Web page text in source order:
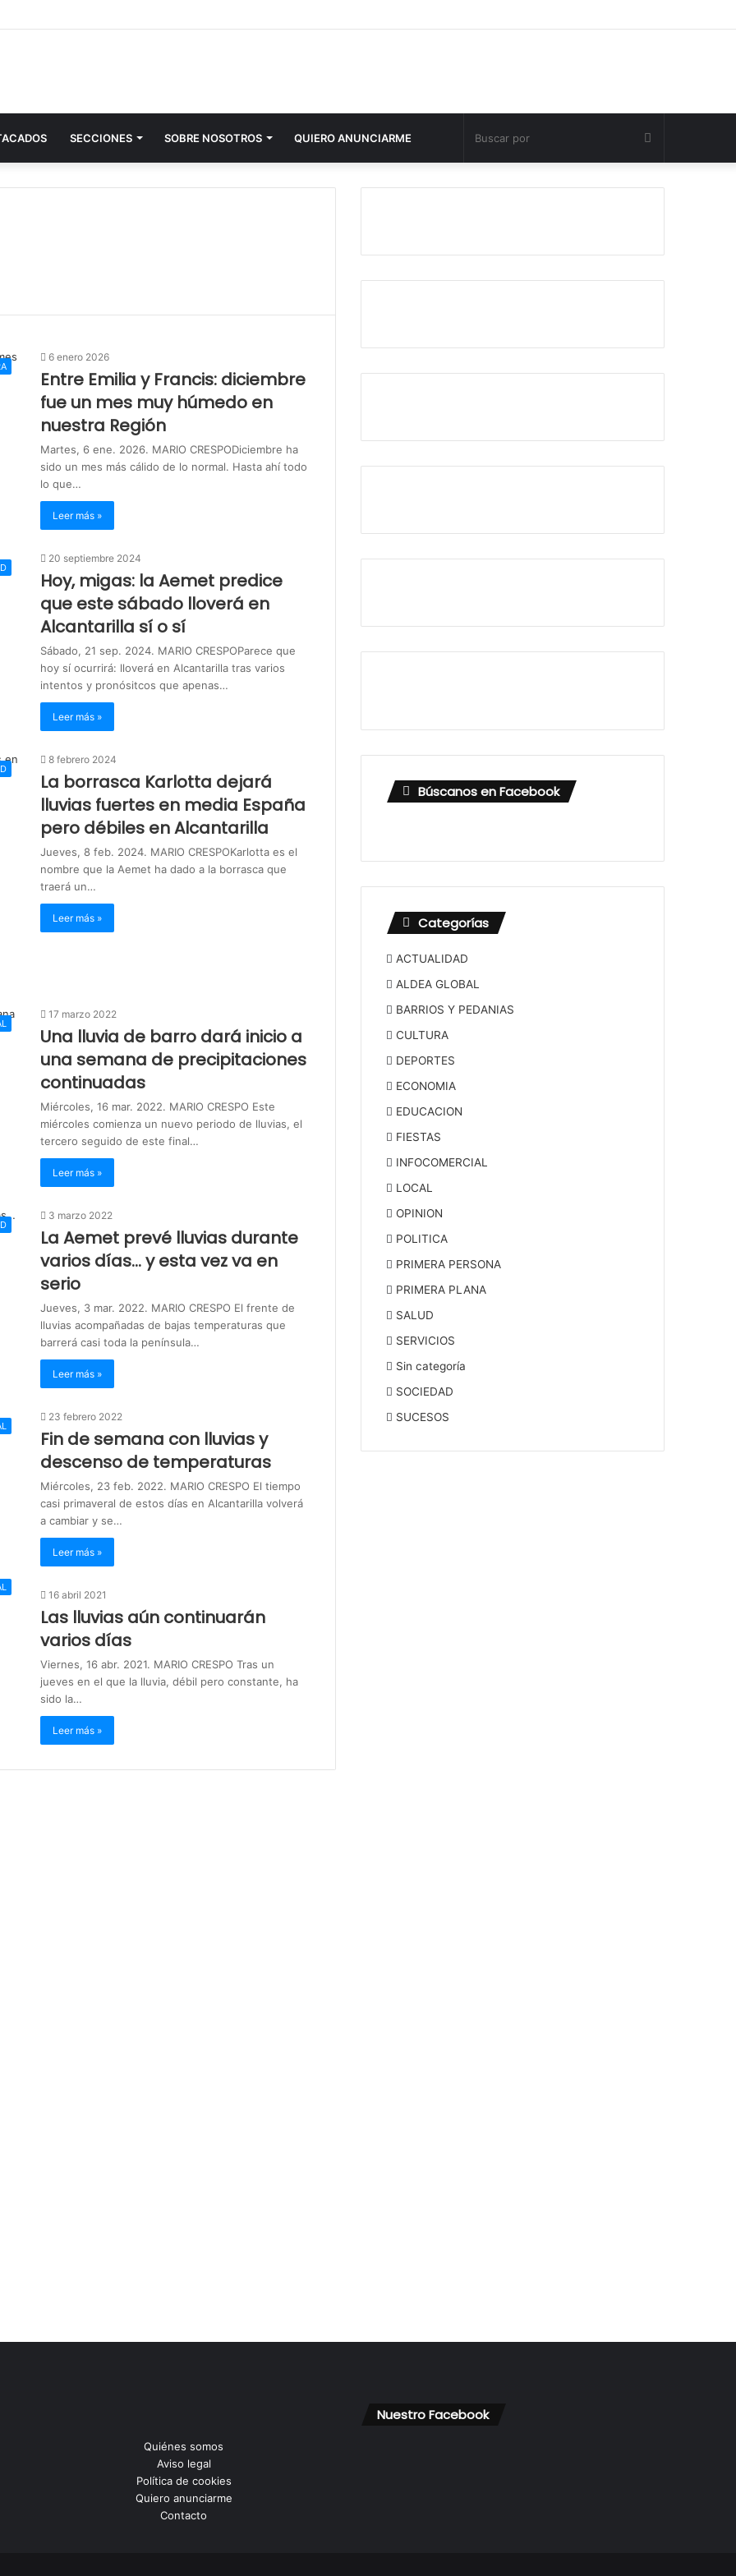
SECCIONES SOBRE NOSOTROS QUIERO ANUNCIARME Buscar
por
6 enero 2026
Entre Emilia y Francis: diciembre
fue un mes muy húmedo en
nuestra Región
Martes, 6 ene. 2026. MARIO CRESPODiciembre ha
sido un mes más cálido de lo normal. Hasta ahí todo
lo que…
Leer más »
20 septiembre 2024
Hoy, migas: la Aemet predice
que este sábado lloverá en
Alcantarilla sí o sí
Sábado, 21 sep. 2024. MARIO CRESPOParece que
hoy sí ocurrirá: lloverá en Alcantarilla tras varios
intentos y pronósitcos que apenas…
Leer más »
8 febrero 2024
La borrasca Karlotta dejará
lluvias fuertes en media España
pero débiles en Alcantarilla
Jueves, 8 feb. 2024. MARIO CRESPOKarlotta es el
nombre que la Aemet ha dado a la borrasca que
traerá un…
Leer más »
17 marzo 2022
Una lluvia de barro dará inicio a
una semana de precipitaciones
continuadas
Miércoles, 16 mar. 2022. MARIO CRESPO Este
miércoles comienza un nuevo periodo de lluvias, el
tercero seguido de este final…
Leer más »
3 marzo 2022
La Aemet prevé lluvias durante
varios días… y esta vez va en
serio
Jueves, 3 mar. 2022. MARIO CRESPO El frente de
lluvias acompañadas de bajas temperaturas que
barrerá casi toda la península…
Leer más »
23 febrero 2022
Fin de semana con lluvias y
descenso de temperaturas
Miércoles, 23 feb. 2022. MARIO CRESPO El tiempo
casi primaveral de estos días en Alcantarilla volverá
a cambiar y se…
Leer más »
16 abril 2021
Las lluvias aún continuarán
varios días
Viernes, 16 abr. 2021. MARIO CRESPO Tras un
jueves en el que la lluvia, débil pero constante, ha
sido la…
Leer más »
Búscanos en Facebook
Categorías
ACTUALIDAD
ALDEA GLOBAL
BARRIOS Y PEDANIAS
CULTURA
DEPORTES
ECONOMIA
EDUCACION
FIESTAS
INFOCOMERCIAL
LOCAL
OPINION
POLITICA
PRIMERA PERSONA
PRIMERA PLANA
SALUD
SERVICIOS
Sin categoría
SOCIEDAD
SUCESOS
Quiénes somos
Aviso legal
Política de cookies
Quiero anunciarme
Contacto
Nuestro Facebook